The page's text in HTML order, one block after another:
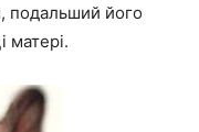
подальший його
матері.